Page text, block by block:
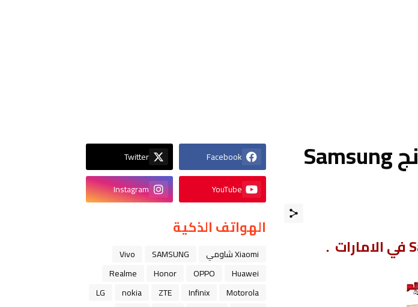
اسعار موبايلات/جوالات سامسونج Samsung Facebook
Twitter
YouTube
Instagram
الهواتف الذكية
Xiaomi شاومي SAMSUNG
Vivo
Huawei
OPPO
Honor
Realme
Motorola
Infinix
ZTE
nokia
LG